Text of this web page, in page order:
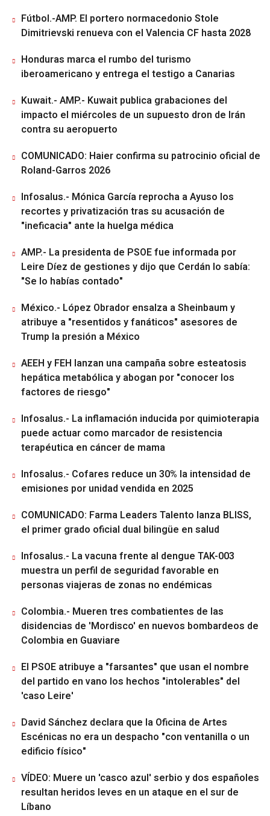
Fútbol.-AMP. El portero normacedonio Stole
Dimitrievski renueva con el Valencia CF hasta 2028
Honduras marca el rumbo del turismo
iberoamericano y entrega el testigo a Canarias
Kuwait.- AMP.- Kuwait publica grabaciones del
impacto el miércoles de un supuesto dron de Irán
contra su aeropuerto
COMUNICADO: Haier confirma su patrocinio oficial de
Roland-Garros 2026
Infosalus.- Mónica García reprocha a Ayuso los
recortes y privatización tras su acusación de
"ineficacia" ante la huelga médica
AMP.- La presidenta de PSOE fue informada por
Leire Díez de gestiones y dijo que Cerdán lo sabía:
"Se lo habías contado"
México.- López Obrador ensalza a Sheinbaum y
atribuye a "resentidos y fanáticos" asesores de
Trump la presión a México
AEEH y FEH lanzan una campaña sobre esteatosis
hepática metabólica y abogan por "conocer los
factores de riesgo"
Infosalus.- La inflamación inducida por quimioterapia
puede actuar como marcador de resistencia
terapéutica en cáncer de mama
Infosalus.- Cofares reduce un 30% la intensidad de
emisiones por unidad vendida en 2025
COMUNICADO: Farma Leaders Talento lanza BLISS,
el primer grado oficial dual bilingüe en salud
Infosalus.- La vacuna frente al dengue TAK-003
muestra un perfil de seguridad favorable en
personas viajeras de zonas no endémicas
Colombia.- Mueren tres combatientes de las
disidencias de 'Mordisco' en nuevos bombardeos de
Colombia en Guaviare
El PSOE atribuye a "farsantes" que usan el nombre
del partido en vano los hechos "intolerables" del
'caso Leire'
David Sánchez declara que la Oficina de Artes
Escénicas no era un despacho "con ventanilla o un
edificio físico"
VÍDEO: Muere un 'casco azul' serbio y dos españoles
resultan heridos leves en un ataque en el sur de
Líbano